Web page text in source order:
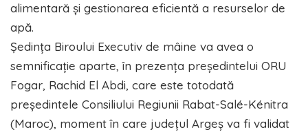
alimentară și gestionarea eficientă a resurselor de
apă.
Ședința Biroului Executiv de mâine va avea o
semnificație aparte, în prezența președintelui ORU
Fogar, Rachid El Abdi, care este totodată
președintele Consiliului Regiunii Rabat-Salé-Kénitra
(Maroc), moment în care județul Argeș va fi validat